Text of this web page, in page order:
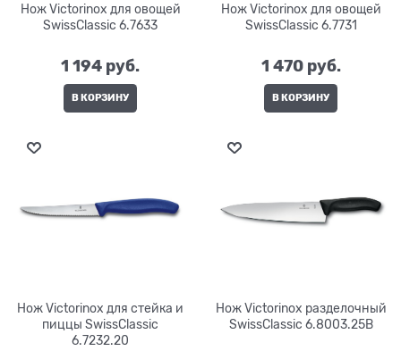
Нож Victorinox для овощей
SwissClassic 6.7633
1 194 руб.
В КОРЗИНУ
Нож Victorinox для овощей
SwissClassic 6.7731
1 470 руб.
В КОРЗИНУ
Нож Victorinox для стейка и
пиццы SwissClassic
6.7232.20
Нож Victorinox разделочный
SwissClassic 6.8003.25B